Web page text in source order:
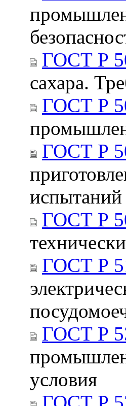
ГОСТ Р
сахара.
ГОСТ Р
ГОСТ Р
испытаний
ГОСТ Р
ГОСТ Р
ГОСТ Р
условия